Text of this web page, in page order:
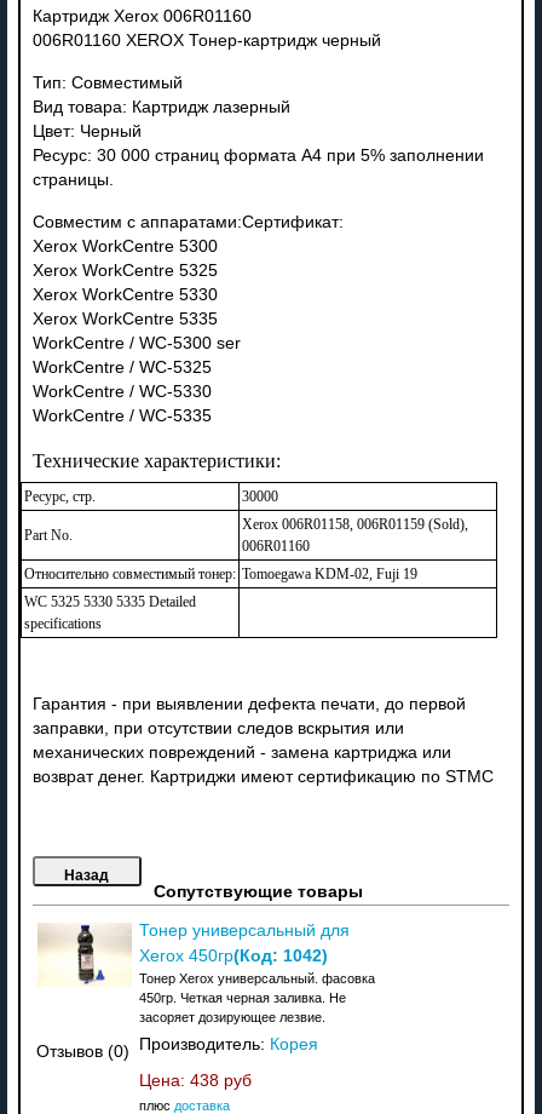
Картридж Xerox 006R01160
006R01160 XEROX Тонер-картридж черный
Тип: Совместимый
Вид товара: Картридж лазерный
Цвет: Черный
Ресурс: 30 000 страниц формата А4 при 5% заполнении
страницы.
Совместим с аппаратами:Сертификат:
Xerox WorkCentre 5300
Xerox WorkCentre 5325
Xerox WorkCentre 5330
Xerox WorkCentre 5335
WorkCentre / WC-5300 ser
WorkCentre / WC-5325
WorkCentre / WC-5330
WorkCentre / WC-5335
Технические характеристики:
Ресурс, стр. 30000
Part No.
Xerox 006R01158, 006R01159 (Sold),
006R01160
Относительно совместимый тонер: Tomoegawa KDM-02, Fuji 19
WC 5325 5330 5335 Detailed
specifications
Гарантия - при выявлении дефекта печати, до первой
заправки, при отсутствии следов вскрытия или
механических повреждений - замена картриджа или
возврат денег. Картриджи имеют сертификацию по STMC
Сопутствующие товары
Отзывов (0)
Тонер универсальный для
Xerox 450гр(Код: 1042)
Тонер Xerox универсальный. фасовка
450гр. Четкая черная заливка. Не
засоряет дозирующее лезвие.
Производитель: Корея
Цена: 438 руб
плюс доставка